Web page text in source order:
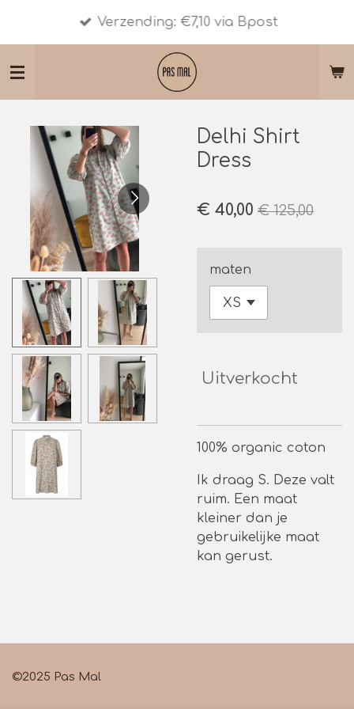
de
Verzending: €7,10 via Bpost
Delhi Shirt
Dress
€ 40,00 € 125,00
maten
Uitverkocht
100% organic coton
Ik draag S. Deze valt
ruim. Een maat
kleiner dan je
gebruikelijke maat
kan gerust.
©2025 Pas Mal